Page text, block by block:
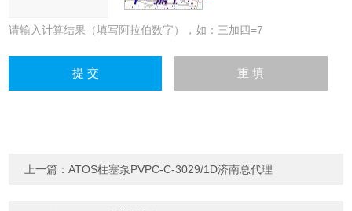
请输入计算结果（填写阿拉伯数字），如：三加四=7
上一篇：ATOS柱塞泵PVPC-C-3029/1D济南总代理